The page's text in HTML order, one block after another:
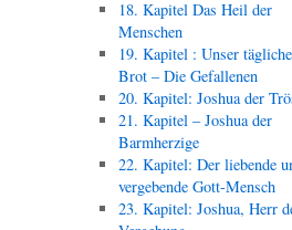
18. Kapitel Das Heil der
Menschen
19. Kapitel : Unser
Brot – Die Gefallenen
20. Kapitel: Joshua der
21. Kapitel – Joshua der
Barmherzige
22. Kapitel: Der liebende
vergebende Gott-Mensch
23. Kapitel: Joshua, Herr